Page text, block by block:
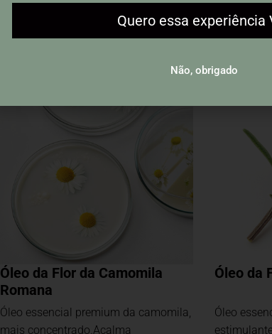
Óleo da Flor da Camomila
Romana
Óleo essencial premium da camomila,
mais concentrado.Acalma
Óleo da
Óleo
Quero essa experiência
Não, obrigado